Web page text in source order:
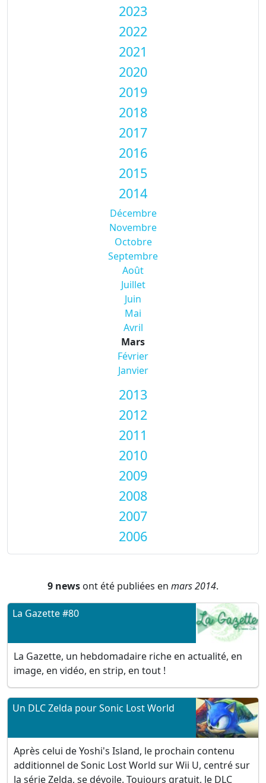
2023
2022
2021
2020
2019
2018
2017
2016
2015
2014
Décembre
Novembre
Octobre
Septembre
Août
Juillet
Juin
Mai
Avril
Mars
Février
Janvier
2013
2012
2011
2010
2009
2008
2007
2006
9 news ont été publiées en mars 2014.
La Gazette #80
La Gazette, un hebdomadaire riche en actualité, en
image, en vidéo, en strip, en tout !
Un DLC Zelda pour Sonic Lost World
Après celui de Yoshi's Island, le prochain contenu
additionnel de Sonic Lost World sur Wii U, centré sur
la série Zelda, se dévoile. Toujours gratuit, le DLC